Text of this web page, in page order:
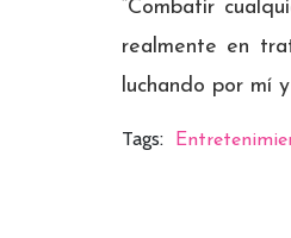
“Combatir
realmente en
luchando por mí
Tags: